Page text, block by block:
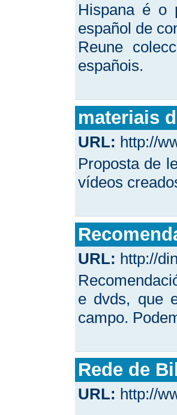
Hispana é o
español de
Reune
españois.
materiais
URL: http://
Proposta de
vídeos
URL: http://
e dvds, que
campo.
Rede de
URL: http://